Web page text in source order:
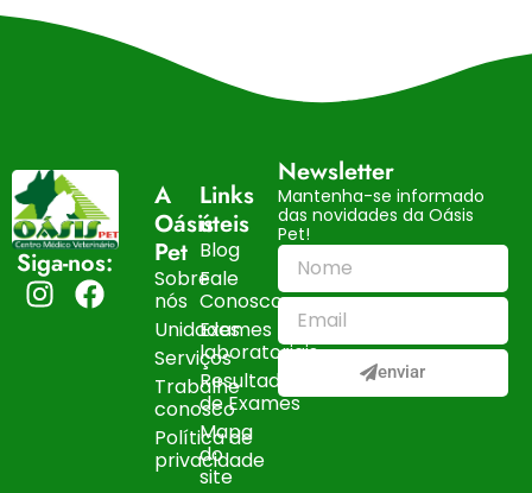
Siga-nos:
A
Oásis
Pet
Sobre
nós
Unidades
Serviços
Trabalhe
conosco
Política de
privacidade
Links
úteis
Blog
Fale
Conosco
Exames
laboratoriais
Resultados
de Exames
Mapa
do
site
Newsletter
Mantenha-se informado
das novidades da Oásis
Pet!
enviar